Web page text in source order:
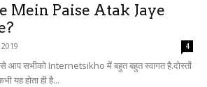
Mein Paise Atak Jaye
4
आप सभीको Internetsikho में बहुत बहुत स्वागत है.दोस्तों
यह होता ही है...